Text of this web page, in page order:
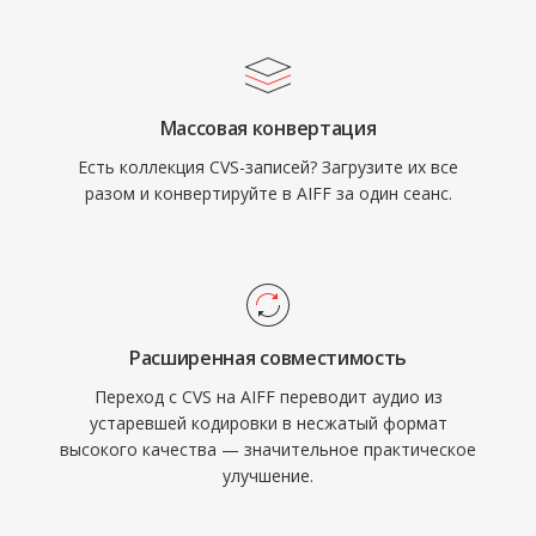
Контейнер поддерживает различные
бит, обеспечивая высококачественные
рабочие процессы, превышающие
характеристики CD. Для тех, кто ставит
выбором в индустрии звукозаписи.
Массовая конвертация
Есть коллекция CVS-записей? Загрузите их все
разом и конвертируйте в AIFF за один сеанс.
Расширенная совместимость
Переход с CVS на AIFF переводит аудио из
устаревшей кодировки в несжатый формат
высокого качества — значительное практическое
улучшение.